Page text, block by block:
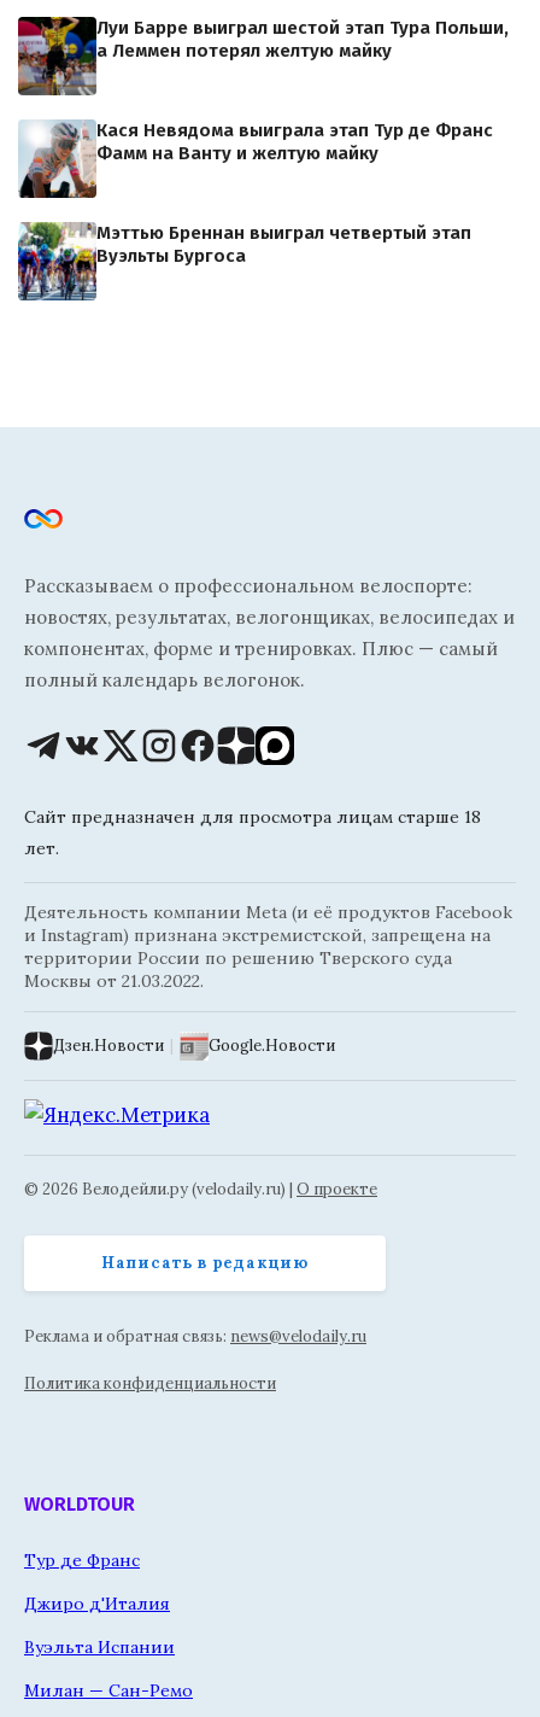
Луи Барре выиграл шестой этап Тура Польши,
а Леммен потерял желтую майку
Кася Невядома выиграла этап Тур де Франс
Фамм на Ванту и желтую майку
Мэттью Бреннан выиграл четвертый этап
Вуэльты Бургоса
Рассказываем о профессиональном велоспорте:
новостях, результатах, велогонщиках, велосипедах и
компонентах, форме и тренировках. Плюс — самый
полный календарь велогонок.
Сайт предназначен для просмотра лицам старше 18
лет.
Деятельность компании Meta (и её продуктов Facebook
и Instagram) признана экстремистской, запрещена на
территории России по решению Тверского суда
Москвы от 21.03.2022.
Дзен.Новости | Google.Новости
© 2026 Велодейли.ру (velodaily.ru) | О проекте
Написать в редакцию
Реклама и обратная связь: news@velodaily.ru
Политика конфиденциальности
WORLDTOUR
Тур де Франс
Джиро д'Италия
Вуэльта Испании
Милан — Сан-Ремо